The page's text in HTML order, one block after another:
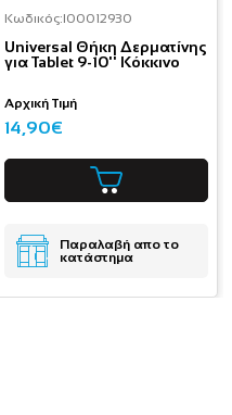
Κωδικός:I00012930
Universal Θήκη Δερματίνης
για Tablet 9-10'' Κόκκινο
Αρχική Τιμή
14,90€
Παραλαβή απο το
κατάστημα